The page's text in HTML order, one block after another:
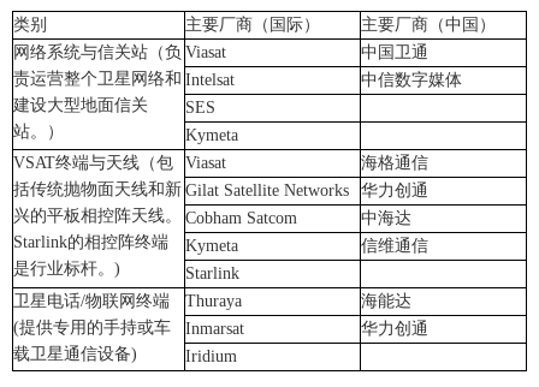
类别 主要厂商（国际）
主要厂商（中国）
网络系统与信关站 （负
责运营整个卫星网络和
建设大型地面信关
站。）
Viasat
中国卫通
Intelsat
中信数字媒体
SES
Kymeta
VSAT终端与天线 （包
括传统抛物面天线和新
兴的平板相控阵天线。
Starlink的相控阵终端
是行业标杆。 )
Viasat
海格通信
Gilat Satellite Networks
华力创通
Cobham Satcom
中海达
Kymeta
信维通信
Starlink
卫星电话/物联网终端
(提供专用的手持或车
载卫星通信设备)
Thuraya
海能达
Inmarsat
华力创通
Iridium